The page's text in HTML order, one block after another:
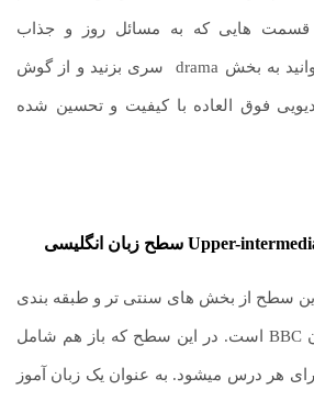
قسمت هایی که به مسائل روز و جذاب
میپردازند.همچنین می توانید به بخش drama سری بزنید و از گوش
فوق العاده با کیفیت و تحسین شده
Upper- سطح زبان انگلیسی
سطح از بخش های سنتی تر و طبقه بندی
شده سایت آموزش زبان BBC است. در این سطح که باز هم شامل
هر درس میشود. به عنوان یک زبان آموز